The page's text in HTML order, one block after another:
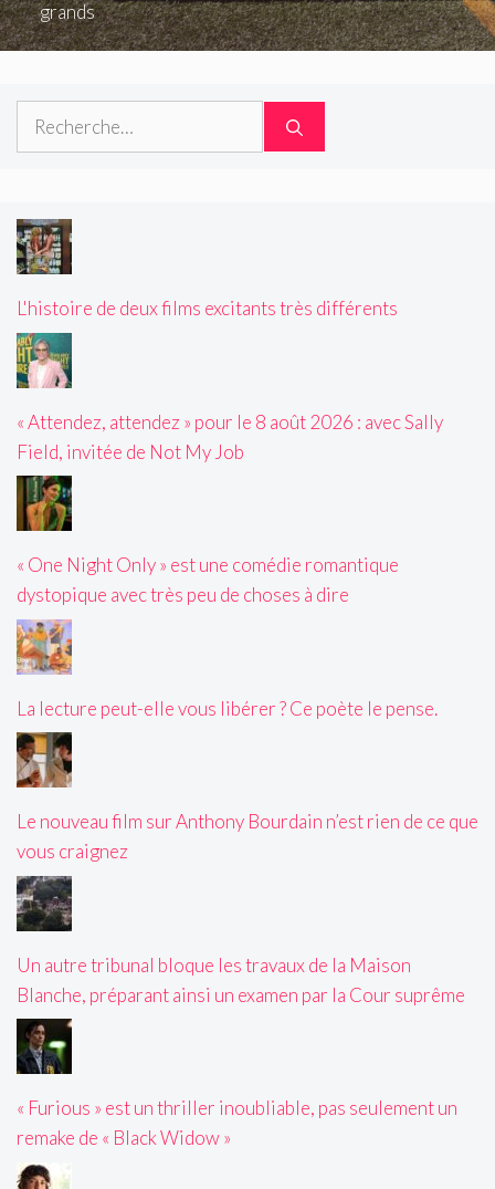
grands
Rechercher :
L'histoire de deux films excitants très différents
« Attendez, attendez » pour le 8 août 2026 : avec Sally
Field, invitée de Not My Job
« One Night Only » est une comédie romantique
dystopique avec très peu de choses à dire
La lecture peut-elle vous libérer ? Ce poète le pense.
Le nouveau film sur Anthony Bourdain n’est rien de ce que
vous craignez
Un autre tribunal bloque les travaux de la Maison
Blanche, préparant ainsi un examen par la Cour suprême
« Furious » est un thriller inoubliable, pas seulement un
remake de « Black Widow »